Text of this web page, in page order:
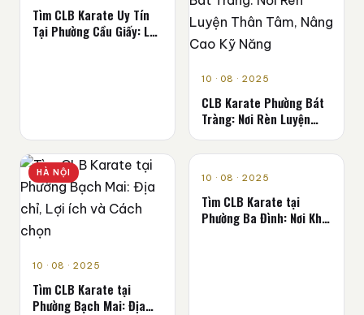
Tìm CLB Karate Uy Tín
Tại Phường Cầu Giấy: Lựa
10 · 08 · 2025
CLB Karate Phường Bát
Tràng: Nơi Rèn Luyện
Năng
HÀ NỘI
10 · 08 · 2025
Tìm CLB Karate tại
Phường Bạch Mai: Địa
HÀ NỘI
10 · 08 · 2025
Tìm CLB Karate tại
Phường Ba Đình: Nơi Khởi